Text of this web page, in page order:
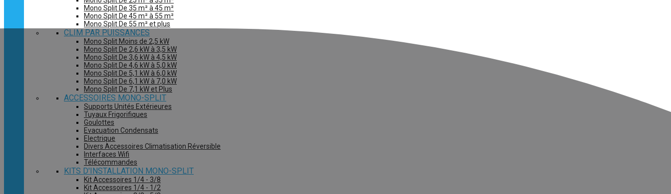
Mono Split De 35 m² à 45 m²
Mono Split De 45 m² à 55 m²
Mono Split De 55 m² et plus
CLIM PAR PUISSANCES
Mono Split Moins de 2,5 kW
Mono Split De 2,6 kW à 3,5 kW
Mono Split De 3,6 kW à 4,5 kW
Mono Split De 4,6 kW à 5,0 kW
Mono Split De 5,1 kW à 6,0 kW
Mono Split De 6,1 kW à 7,0 kW
Mono Split De 7,1 kW et Plus
ACCESSOIRES MONO-SPLIT
Supports Unités Extérieures
Tuyaux Frigorifiques
Goulottes
Evacuation Condensats
Electrique
Divers Accessoires Climatisation Réversible
Interfaces Wifi
Télécommandes
KITS D'INSTALLATION MONO-SPLIT
Kit Accessoires 1/4 - 3/8
Kit Accessoires 1/4 - 1/2